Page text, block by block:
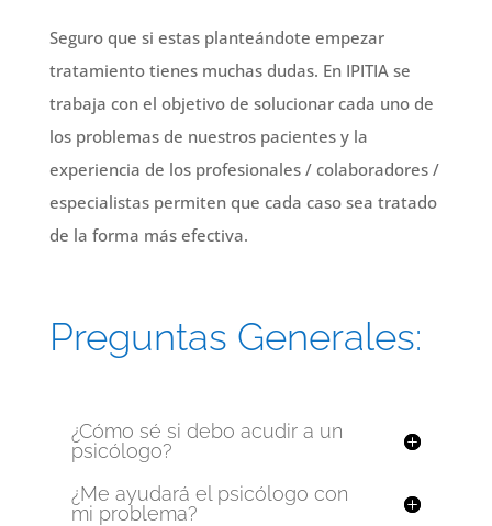
Seguro que si estas planteándote empezar
tratamiento tienes muchas dudas. En IPITIA se
trabaja con el objetivo de solucionar cada uno de
los problemas de nuestros pacientes y la
experiencia de los profesionales / colaboradores /
especialistas permiten que cada caso sea tratado
de la forma más efectiva.
Preguntas Generales:
¿Cómo sé si debo acudir a un
psicólogo?
¿Me ayudará el psicólogo con
mi problema?